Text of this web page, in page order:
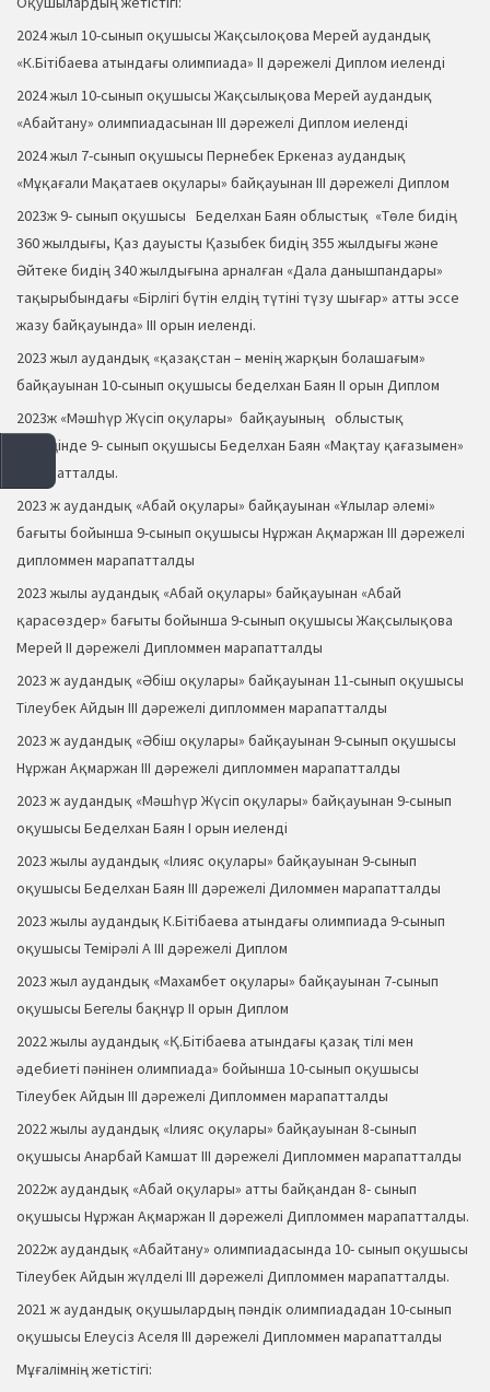
2024 жыл 10-сынып оқушысы Жақсылоқова Мерей аудандық
«К.Бітібаева атындағы олимпиада» ІІ дәрежелі Диплом иеленді
2024 жыл 10-сынып оқушысы Жақсылықова Мерей аудандық
«Абайтану» олимпиадасынан ІІІ дәрежелі Диплом иеленді
2024 жыл 7-сынып оқушысы Пернебек Еркеназ аудандық
«Мұқағали Мақатаев оқулары» байқауынан ІІІ дәрежелі Диплом
2023ж 9- сынып оқушысы Беделхан Баян облыстық «Төле бидің
360 жылдығы, Қаз дауысты Қазыбек бидің 355 жылдығы және
Әйтеке бидің 340 жылдығына арналған «Дала данышпандары»
тақырыбындағы «Бірлігі бүтін елдің түтіні түзу шығар» атты эссе
жазу байқауында» IІІ орын иеленді.
2023 жыл аудандық «қазақстан – менің жарқын болашағым»
байқауынан 10-сынып оқушысы беделхан Баян ІІ орын Диплом
2023ж «Мәшһүр Жүсіп оқулары» байқауының облыстық
кезеңінде 9- сынып оқушысы Беделхан Баян «Мақтау қағазымен»
марапатталды.
2023 ж аудандық «Абай оқулары» байқауынан «Ұлылар әлемі»
бағыты бойынша 9-сынып оқушысы Нұржан Ақмаржан ІІІ дәрежелі
дипломмен марапатталды
2023 жылы аудандық «Абай оқулары» байқауынан «Абай
қарасөздер» бағыты бойынша 9-сынып оқушысы Жақсылықова
Мерей ІІ дәрежелі Дипломмен марапатталды
2023 ж аудандық «Әбіш оқулары» байқауынан 11-сынып оқушысы
Тілеубек Айдын ІІІ дәрежелі дипломмен марапатталды
2023 ж аудандық «Әбіш оқулары» байқауынан 9-сынып оқушысы
Нұржан Ақмаржан ІІІ дәрежелі дипломмен марапатталды
2023 ж аудандық «Мәшһүр Жүсіп оқулары» байқауынан 9-сынып
оқушысы Беделхан Баян І орын иеленді
2023 жылы аудандық «Ілияс оқулары» байқауынан 9-сынып
оқушысы Беделхан Баян ІІІ дәрежелі Диломмен марапатталды
2023 жылы аудандық К.Бітібаева атындағы олимпиада 9-сынып
оқушысы Темірәлі А ІІІ дәрежелі Диплом
2023 жыл аудандық «Махамбет оқулары» байқауынан 7-сынып
оқушысы Бегелы бақнұр ІІ орын Диплом
2022 жылы аудандық «Қ.Бітібаева атындағы қазақ тілі мен
әдебиеті пәнінен олимпиада» бойынша 10-сынып оқушысы
Тілеубек Айдын ІІІ дәрежелі Дипломмен марапатталды
2022 жылы аудандық «Ілияс оқулары» байқауынан 8-сынып
оқушысы Анарбай Камшат ІІІ дәрежелі Дипломмен марапатталды
2022ж аудандық «Абай оқулары» атты байқандан 8- сынып
оқушысы Нұржан Ақмаржан ІІ дәрежелі Дипломмен марапатталды.
2022ж аудандық «Абайтану» олимпиадасында 10- сынып оқушысы
Тілеубек Айдын жүлделі ІІI дәрежелі Дипломмен марапатталды.
2021 ж аудандық оқушылардың пәндік олимпиададан 10-сынып
оқушысы Елеусіз Аселя ІІІ дәрежелі Дипломмен марапатталды
Мұғалімнің жетістігі: